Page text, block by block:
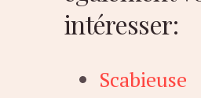
intéresser:
Scabieuse